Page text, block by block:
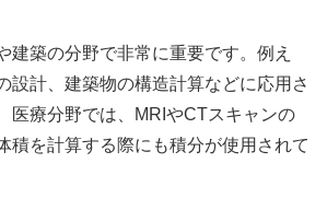
建築の分野で非常に重要です。例え
設計、建築物の構造計算などに応用さ
医療分野では、MRIやCTスキャンの
積を計算する際にも積分が使用されて